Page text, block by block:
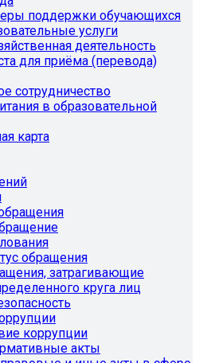
поддержки обучающихся
услуги
деятельность
для приёма (перевода)
сотрудничество
в образовательной
карта
обращения
затрагивающие
круга лиц
коррупции
акты